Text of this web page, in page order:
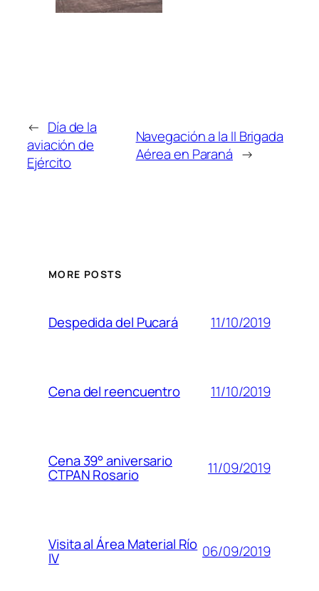
← Día de la
aviación de
Ejército
Navegación a la II Brigada
Aérea en Paraná →
MORE POSTS
Despedida del Pucará 11/10/2019
Cena del reencuentro 11/10/2019
Cena 39° aniversario
CTPAN Rosario 11/09/2019
Visita al Área Material Río
IV 06/09/2019